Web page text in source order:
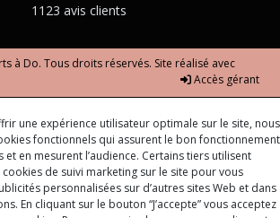
1123 avis clients
à Do. Tous droits réservés. Site réalisé avec
Accès gérant
une expérience utilisateur optimale sur le site, nous
fonctionnels qui assurent le bon fonctionnement
et en mesurent l’audience. Certains tiers utilisent
de suivi marketing sur le site pour vous
personnalisées sur d’autres sites Web et dans
En cliquant sur le bouton “J’accepte” vous acceptez